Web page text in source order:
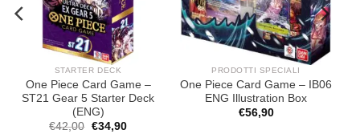
desideri
PRODOTTI SPECIALI
One Piece Card Game – IB06
ENG Illustration Box
€56,90
desideri
STARTER DECK
One Piece Card Game –
ST21 Gear 5 Starter Deck
(ENG)
€42,00 Il
€34,90Il